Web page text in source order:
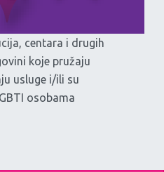
centara i drugih
koje pružaju
usluge i/ili su
osobama